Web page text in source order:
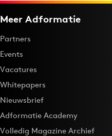
Meer Adformatie
Partners
Events
Vacatures
Whitepapers
Nieuwsbrief
Adformatie Academy
Volledig Magazine Archief